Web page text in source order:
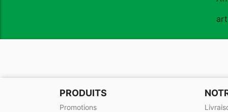
PRODUITS
Promotions